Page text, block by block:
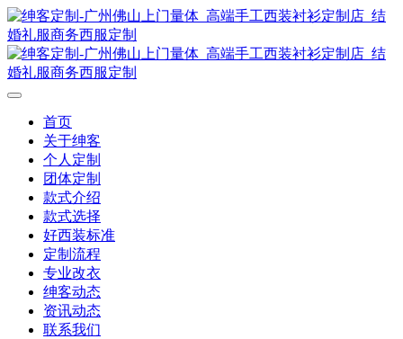
首页
关于绅客
个人定制
团体定制
款式介绍
款式选择
好西装标准
定制流程
专业改衣
绅客动态
资讯动态
联系我们